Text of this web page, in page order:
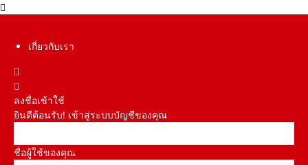
เกี่ยวกับเรา
ลงชื่อเข้าใช้
ยินดีต้อนรับ! เข้าสู่ระบบบัญชีของคุณ
ชื่อผู้ใช้ของคุณ